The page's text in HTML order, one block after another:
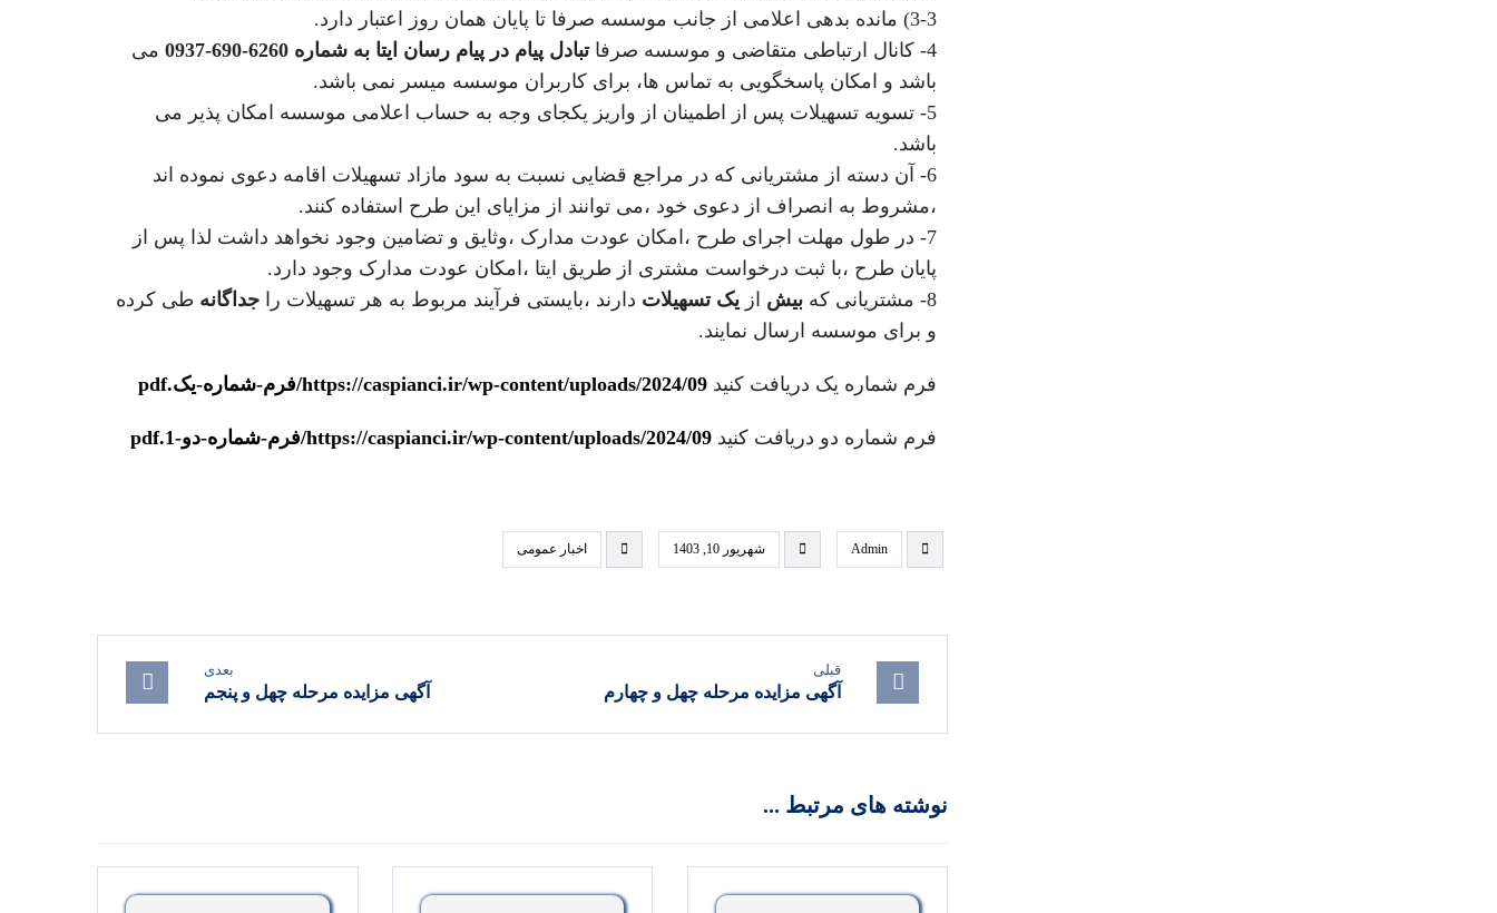
3-3) مانده بدهی اعلامی از جانب موسسه صرفا تا پایان همان روز اعتبار دارد.
4- کانال ارتباطی متقاضی و موسسه صرفا
تبادل پیام در پیام رسان ایتا به شماره 6260-690-0937
می
باشد و امکان پاسخگویی به تماس ها، برای کاربران موسسه میسر نمی باشد.
5- تسویه تسهیلات پس از اطمینان از واریز یکجای وجه به حساب اعلامی موسسه امکان پذیر می
باشد.
6- آن دسته از مشتریانی که در مراجع قضایی نسبت به سود مازاد تسهیلات اقامه دعوی نموده اند
،مشروط به انصراف از دعوی خود ،می توانند از مزایای این طرح استفاده کنند.
7- در طول مهلت اجرای طرح ،امکان عودت مدارک ،وثایق و تضامین وجود نخواهد داشت لذا پس از
پایان طرح ،با ثبت درخواست مشتری از طریق ایتا ،امکان عودت مدارک وجود دارد.
8- مشتریانی که
بیش از یک تسهیلات دارند ،بایستی فرآیند مربوط به هر تسهیلات را جداگانه طی کرده
و برای موسسه ارسال نمایند.
فرم شماره یک دریافت کنید https://caspianci.ir/wp-content/uploads/2024/09/فرم-شماره-یک.pdf
فرم شماره دو دریافت کنید https://caspianci.ir/wp-content/uploads/2024/09/فرم-شماره-دو-1.pdf
Admin شهریور 10, 1403 اخبار عمومی
قبلی
آگهی مزایده مرحله چهل و چهارم
بعدی
آگهی مزایده مرحله چهل و پنجم
نوشته های مرتبط ...